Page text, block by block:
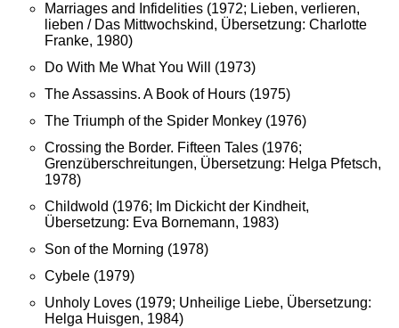
Marriages and Infidelities (1972; Lieben, verlieren,
lieben / Das Mittwochskind, Übersetzung: Charlotte
Franke, 1980)
Do With Me What You Will (1973)
The Assassins. A Book of Hours (1975)
The Triumph of the Spider Monkey (1976)
Crossing the Border. Fifteen Tales (1976;
Grenzüberschreitungen, Übersetzung: Helga Pfetsch,
1978)
Childwold (1976; Im Dickicht der Kindheit,
Übersetzung: Eva Bornemann, 1983)
Son of the Morning (1978)
Cybele (1979)
Unholy Loves (1979; Unheilige Liebe, Übersetzung:
Helga Huisgen, 1984)